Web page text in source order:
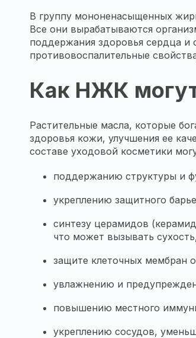
В группу мононенасыщенных
Все они вырабатываются
поддержания здоровья сердца и
противовоспалительные
Как НЖК могут
Растительные масла, которые
здоровья кожи, улучшения ее
составе уходовой косметики
поддержанию структуры и
укреплению защитного
синтезу церамидов
что может вызывать
защите клеточных мембран
увлажнению и
повышению местного
укреплению сосудов,